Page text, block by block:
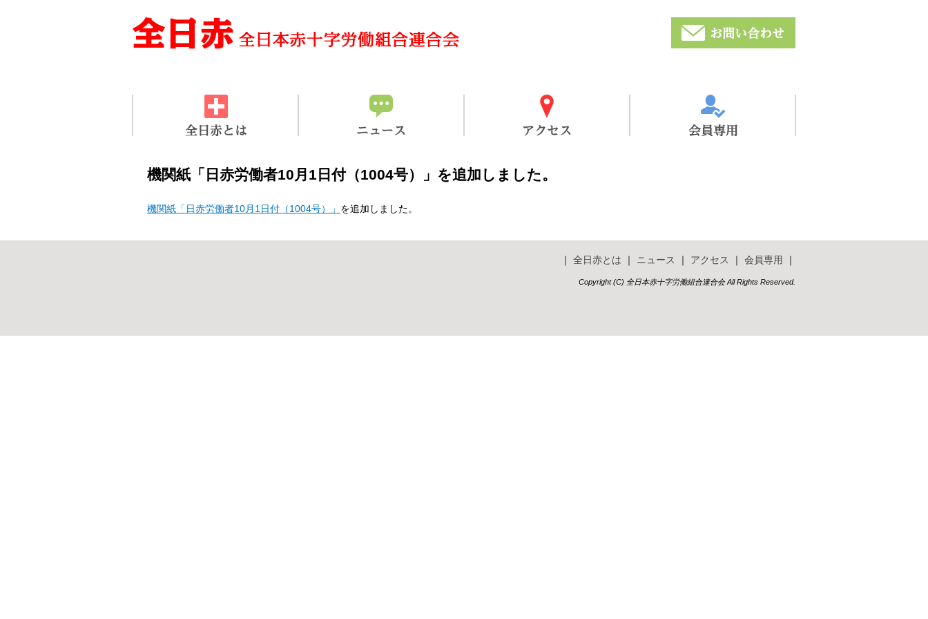
機関紙「日赤労働者10月1日付（1004号）」を追加しました。
機関紙「日赤労働者10月1日付（1004号）」 を追加しました。
｜ 全日赤とは ｜ ニュース ｜ アクセス ｜ 会員専用 ｜
Copyright (C) 全日本赤十字労働組合連合会 All Rights Reserved.